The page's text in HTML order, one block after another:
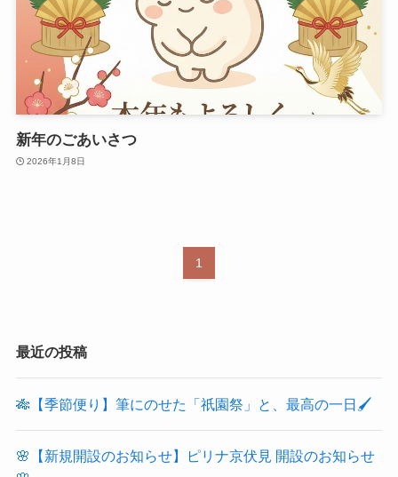
新年のごあいさつ
2026年1月8日
1
最近の投稿
🎋【季節便り】筆にのせた「祇園祭」と、最高の一日🖌️
🌸【新規開設のお知らせ】ピリナ京伏見 開設のお知らせ